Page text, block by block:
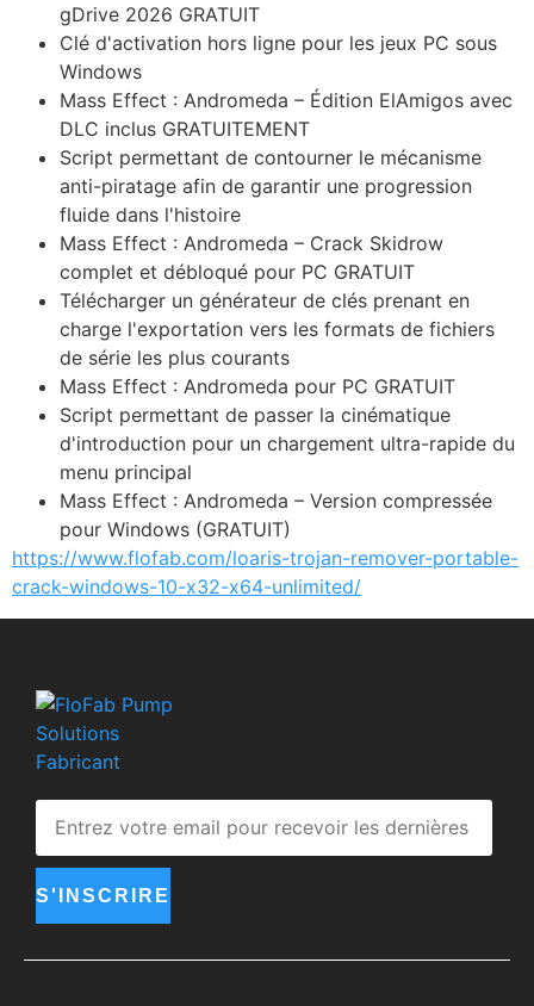
gDrive 2026 GRATUIT
Clé d'activation hors ligne pour les jeux PC sous
Windows
Mass Effect : Andromeda – Édition ElAmigos avec
DLC inclus GRATUITEMENT
Script permettant de contourner le mécanisme
anti-piratage afin de garantir une progression
fluide dans l'histoire
Mass Effect : Andromeda – Crack Skidrow
complet et débloqué pour PC GRATUIT
Télécharger un générateur de clés prenant en
charge l'exportation vers les formats de fichiers
de série les plus courants
Mass Effect : Andromeda pour PC GRATUIT
Script permettant de passer la cinématique
d'introduction pour un chargement ultra-rapide du
menu principal
Mass Effect : Andromeda – Version compressée
pour Windows (GRATUIT)
https://www.flofab.com/loaris-trojan-remover-portable-
crack-windows-10-x32-x64-unlimited/
S'INSCRIRE